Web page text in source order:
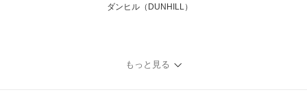
ダンヒル（DUNHILL）
もっと見る